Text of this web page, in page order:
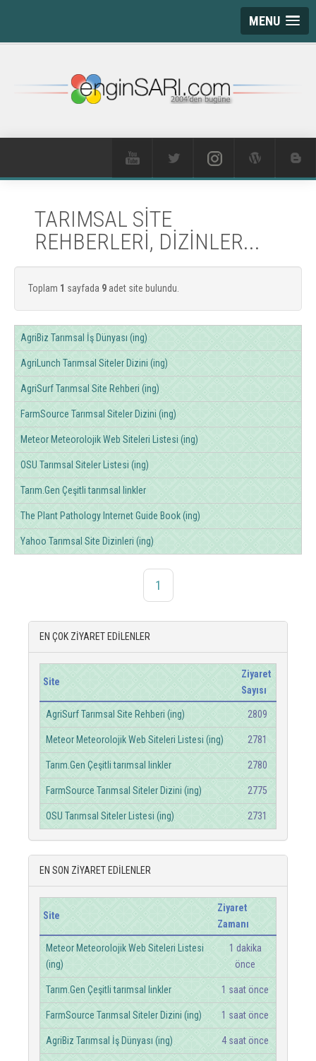
MENU
TARIMSAL SİTE
REHBERLERİ, DİZİNLER...
Toplam 1 sayfada 9 adet site bulundu.
AgriBiz Tarımsal İş Dünyası (ing)
AgriLunch Tarımsal Siteler Dizini (ing)
AgriSurf Tarımsal Site Rehberi (ing)
FarmSource Tarımsal Siteler Dizini (ing)
Meteor Meteorolojik Web Siteleri Listesi (ing)
OSU Tarımsal Siteler Listesi (ing)
Tarım.Gen Çeşitli tarımsal linkler
The Plant Pathology Internet Guide Book (ing)
Yahoo Tarımsal Site Dizinleri (ing)
1
EN ÇOK ZİYARET EDİLENLER
Site
Ziyaret
Sayısı
AgriSurf Tarımsal Site Rehberi (ing) 2809
Meteor Meteorolojik Web Siteleri Listesi (ing) 2781
Tarım.Gen Çeşitli tarımsal linkler 2780
FarmSource Tarımsal Siteler Dizini (ing) 2775
OSU Tarımsal Siteler Listesi (ing) 2731
EN SON ZİYARET EDİLENLER
Site
Ziyaret
Zamanı
Meteor Meteorolojik Web Siteleri Listesi
(ing)
1 dakika
önce
Tarım.Gen Çeşitli tarımsal linkler 1 saat önce
FarmSource Tarımsal Siteler Dizini (ing) 1 saat önce
AgriBiz Tarımsal İş Dünyası (ing) 4 saat önce